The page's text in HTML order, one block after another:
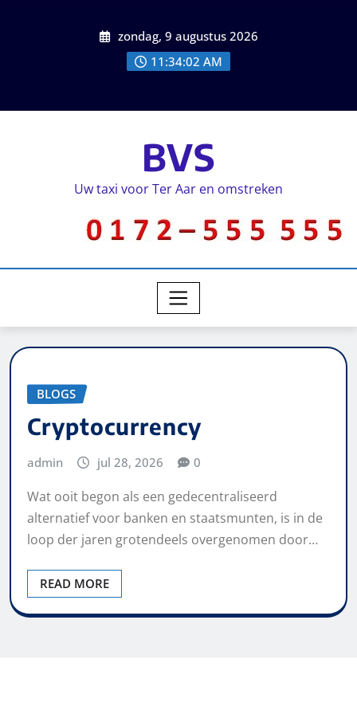
zondag, 9 augustus 2026
11:34:02 AM
BVS
Uw taxi voor Ter Aar en omstreken
BLOGS
Cryptocurrency
admin jul 28, 2026 0
Wat ooit begon als een gedecentraliseerd
alternatief voor banken en staatsmunten, is in de
loop der jaren grotendeels overgenomen door…
READ MORE